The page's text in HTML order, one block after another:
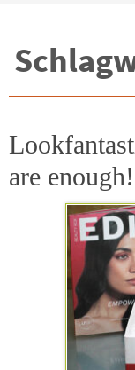
are enough!